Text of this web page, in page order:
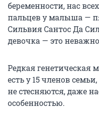
беременности, нас
пальцев у малыша —
Сильвия Сантос Да
девочка — это
Редкая генетическая
есть у 15 членов
не стесняются, даже
особенностью.